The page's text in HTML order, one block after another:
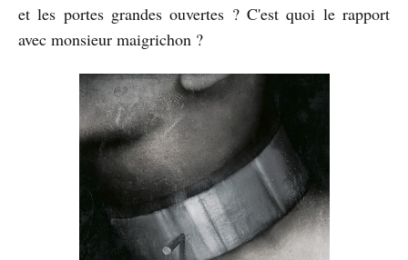
et les portes grandes ouvertes ? C'est quoi le rapport
avec monsieur maigrichon ?